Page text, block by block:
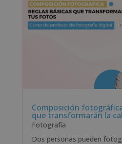
Composición
que transformarán la
Fotografía
Dos personas pueden